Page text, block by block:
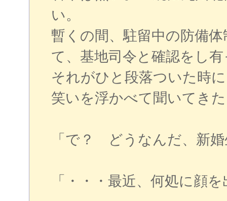
い。
暫くの間、駐留中の防備
て、基地司令と確認をし
それがひと段落ついた時
笑いを浮かべて聞いてき
「で？ どうなんだ、新
「・・・最近、何処に顔